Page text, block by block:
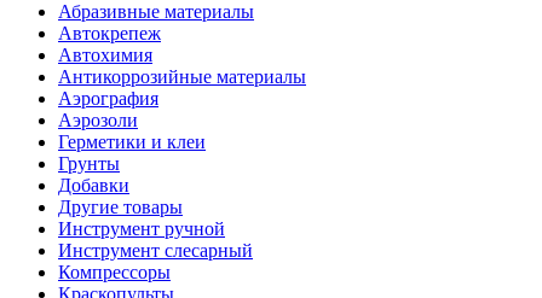
Абразивные материалы
Автокрепеж
Автохимия
Антикоррозийные материалы
Аэрография
Аэрозоли
Герметики и клеи
Грунты
Добавки
Другие товары
Инструмент ручной
Инструмент слесарный
Компрессоры
Краскопульты